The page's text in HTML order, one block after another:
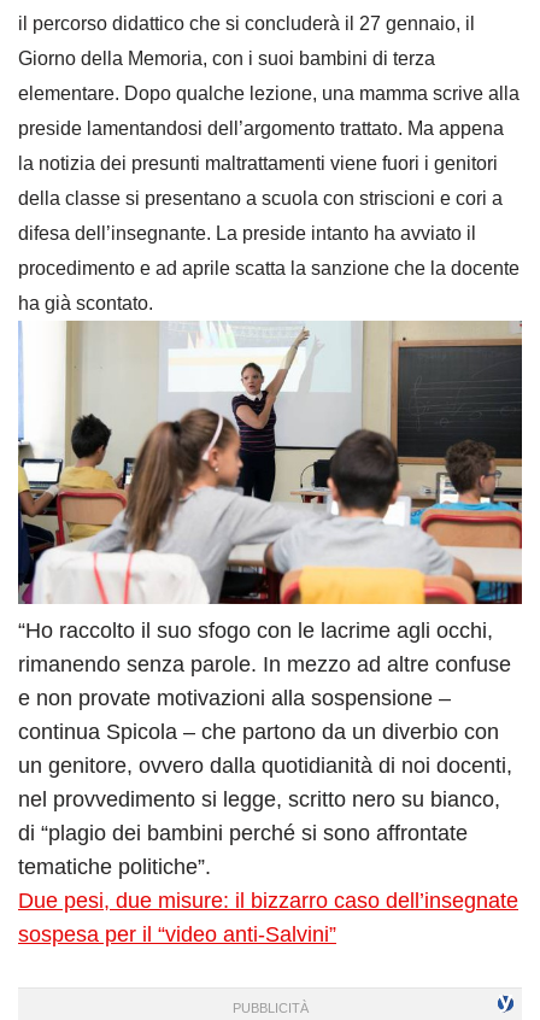
il percorso didattico che si concluderà il 27 gennaio, il
Giorno della Memoria, con i suoi bambini di terza
elementare. Dopo qualche lezione, una mamma scrive alla
preside lamentandosi dell’argomento trattato. Ma appena
la notizia dei presunti maltrattamenti viene fuori i genitori
della classe si presentano a scuola con striscioni e cori a
difesa dell’insegnante. La preside intanto ha avviato il
procedimento e ad aprile scatta la sanzione che la docente
ha già scontato.
“Ho raccolto il suo sfogo con le lacrime agli occhi,
rimanendo senza parole. In mezzo ad altre confuse
e non provate motivazioni alla sospensione –
continua Spicola – che partono da un diverbio con
un genitore, ovvero dalla quotidianità di noi docenti,
nel provvedimento si legge, scritto nero su bianco,
di “plagio dei bambini perché si sono affrontate
tematiche politiche”.
Due pesi, due misure: il bizzarro caso dell’insegnate
sospesa per il “video anti-Salvini”